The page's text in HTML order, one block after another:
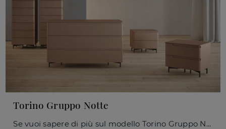
Torino Gruppo Notte
Se vuoi sapere di più sul modello Torino Gruppo Notte, clicca e scopri i Comodini e comò Giessegi ideali per la tua camera da letto.